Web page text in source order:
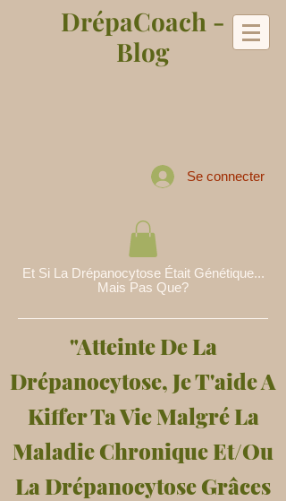
DrépaCoach -
Blog
Se connecter
Et Si La Drépanocytose Était Génétique...
Mais Pas Que?
"Atteinte De La
Drépanocytose, Je T'aide A
Kiffer Ta Vie Malgré La
Maladie Chronique Et/Ou
La Drépanocytose Grâces